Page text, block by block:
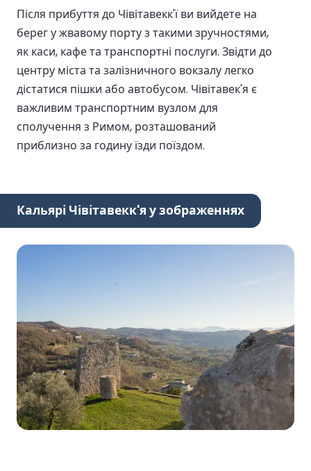
Після прибуття до Чівітавекк'ї ви вийдете на
берег у жвавому порту з такими зручностями,
як каси, кафе та транспортні послуги. Звідти до
центру міста та залізничного вокзалу легко
дістатися пішки або автобусом. Чівітавек'я є
важливим транспортним вузлом для
сполучення з Римом, розташований
приблизно за годину їзди поїздом.
Кальярі Чівітавекк'я у зображеннях